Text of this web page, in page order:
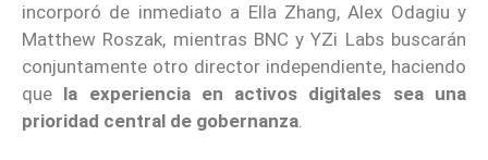
incorporó de inmediato a Ella Zhang, Alex Odagiu y
Matthew Roszak, mientras BNC y YZi Labs buscarán
conjuntamente otro director independiente, haciendo
que la experiencia en activos digitales sea una
prioridad central de gobernanza.